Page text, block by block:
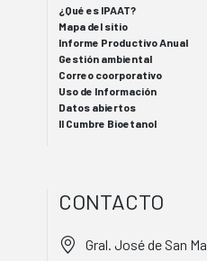
¿Qué es IPAAT?
Mapa del sitio
Informe Productivo Anual
Gestión ambiental
Correo coorporativo
Uso de Información
Datos abiertos
II Cumbre Bioetanol
CONTACTO
Gral. José de San